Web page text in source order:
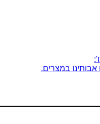
במצרים.